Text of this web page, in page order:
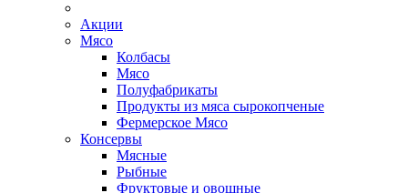
Акции
Мясо
Колбасы
Мясо
Полуфабрикаты
Продукты из мяса сырокопченые
Фермерское Мясо
Консервы
Мясные
Рыбные
Фруктовые и овощные